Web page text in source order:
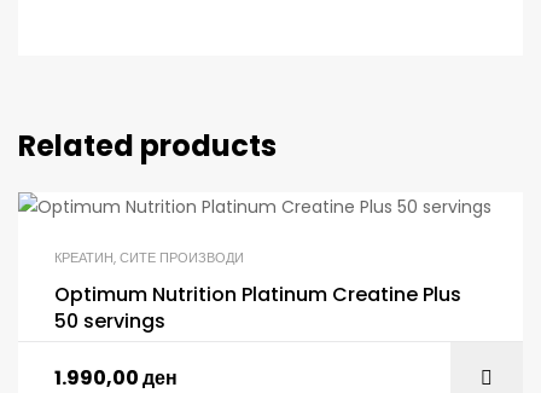
Related products
КРЕАТИН,СИТЕ ПРОИЗВОДИ
Optimum Nutrition Platinum Creatine Plus
50 servings
1.990,00ден